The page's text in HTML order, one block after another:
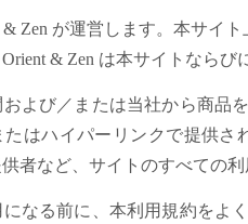
Zen が運営します。本サイ
& Zen は本サイトなら
よび／または当社から商品
たはハイパーリンクで提供
者など、サイトのすべての利
なる前に、本利用規約をよ